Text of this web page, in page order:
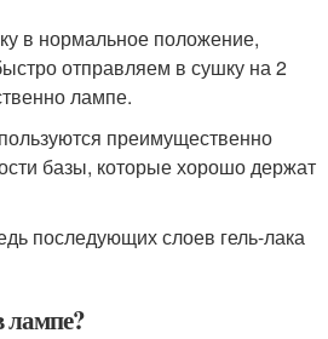
в нормальное положение,
отправляем в сушку на 2
лампе.
преимущественно
базы, которые хорошо держат
последующих слоев гель-лака
лампе?